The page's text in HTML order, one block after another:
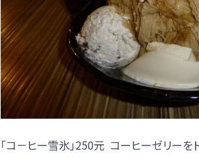
「コ－ヒー雪氷」250元 コーヒーゼリーを